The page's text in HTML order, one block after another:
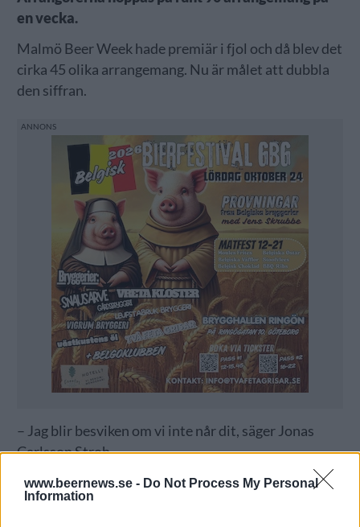
www.beernews.se - Do Not Process My Personal
Information
en vecka.
Malmö Beer Week hade premiär i fjol och då blev det
cirka 45 olika arrangemang. Nu är målet att dubbla
den siffran.
– Jag blir besviken om vi inte når dit, säger Jonas
Carlsson Stroh.
Han är en av de drivande bakom ölveckan, bland
annat tillsammans med Lisa Snellström som är